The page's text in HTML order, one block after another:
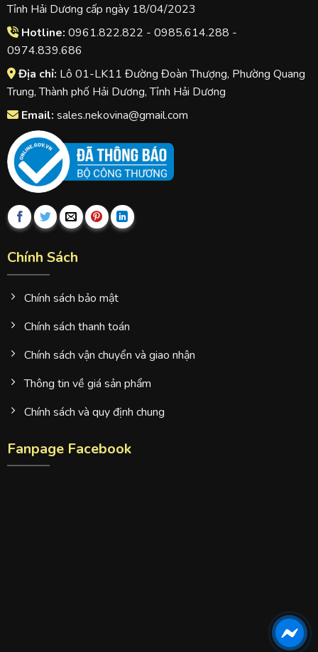
Tỉnh Hải Dương cấp ngày 18/04/2023
Hotline: 0961.822.822 - 0985.614.288 -
0974.839.686
Địa chỉ: Lô 01-LK11 Đường Đoàn Thượng, Phường Quang
Trung, Thành phố Hải Dương, Tỉnh Hải Dương
Email: sales.nekovina@gmail.com
Chính Sách
Chính sách bảo mật
Chính sách thanh toán
Chính sách vận chuyển và giao nhận
Thông tin về giá sản phẩm
Chính sách và quy định chung
Fanpage Facebook